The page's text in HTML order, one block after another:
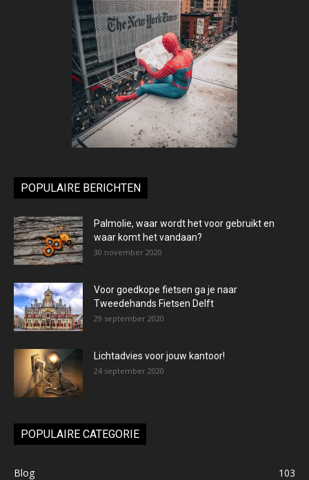
POPULAIRE BERICHTEN
Palmolie, waar wordt het voor gebruikt en
waar komt het vandaan?
30 november 2020
Voor goedkope fietsen ga je naar
Tweedehands Fietsen Delft
29 september 2020
Lichtadvies voor jouw kantoor!
24 september 2020
POPULAIRE CATEGORIE
Blog 103